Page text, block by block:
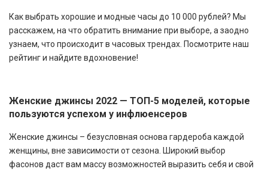
Как выбрать хорошие и модные часы до 10 000 рублей? Мы
расскажем, на что обратить внимание при выборе, а заодно
узнаем, что происходит в часовых трендах. Посмотрите наш
рейтинг и найдите вдохновение!
Женские джинсы 2022 — ТОП-5 моделей, которые
пользуются успехом у инфлюенсеров
Женские джинсы – безусловная основа гардероба каждой
женщины, вне зависимости от сезона. Широкий выбор
фасонов даст вам массу возможностей выразить себя и свой